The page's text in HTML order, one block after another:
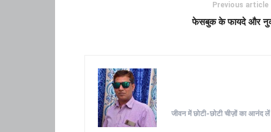
Previous article
फेसबुक के फायदे और
जीवन में छोटी-छोटी चीज़ों का आनंद लें